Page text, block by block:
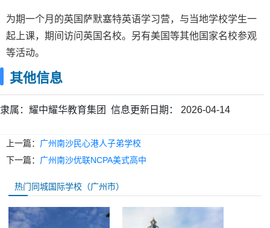
为期一个月的英国萨默塞特英语学习营，与当地学校学生一
起上课，期间访问英国名校。另有美国等其他国家名校参观
等活动。
其他信息
隶属： 耀中耀华教育集团 信息更新日期： 2026-04-14
上一篇： 广州南沙民心港人子弟学校
下一篇： 广州南沙优联NCPA美式高中
热门同城国际学校（广州市）